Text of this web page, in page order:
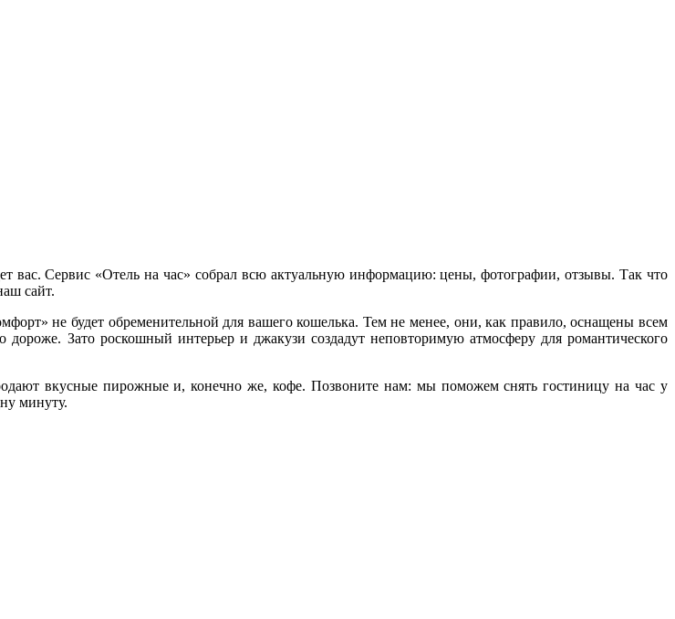
вас. Сервис «Отель на час» собрал всю актуальную информацию: цены, фотографии, отзывы. Так что
сайт.
не будет обременительной для вашего кошелька. Тем не менее, они, как правило, оснащены всем
Зато роскошный интерьер и джакузи создадут неповторимую атмосферу для романтического
вкусные пирожные и, конечно же, кофе. Позвоните нам: мы поможем снять гостиницу на час у
минуту.